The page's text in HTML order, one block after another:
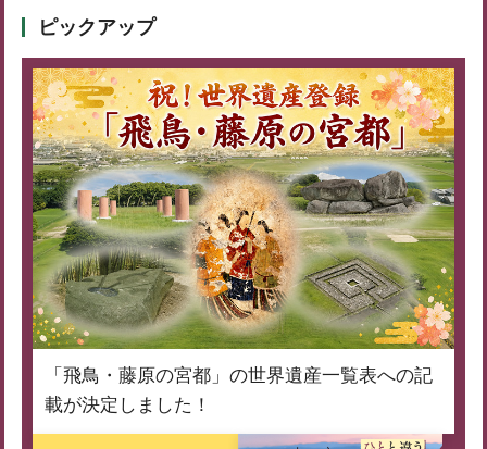
ピックアップ
「飛鳥・藤原の宮都」の世界遺産一覧表への記
載が決定しました！